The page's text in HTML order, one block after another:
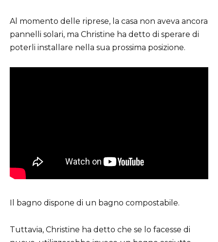
Al momento delle riprese, la casa non aveva ancora
pannelli solari, ma Christine ha detto di sperare di
poterli installare nella sua prossima posizione.
Il bagno dispone di un bagno compostabile.
Tuttavia, Christine ha detto che se lo facesse di